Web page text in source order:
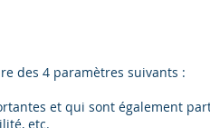
des 4 paramètres suivants :
et qui sont également
etc.